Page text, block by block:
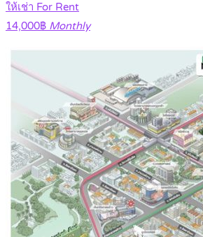
ให้เช่า For Rent
14,000฿ Monthly